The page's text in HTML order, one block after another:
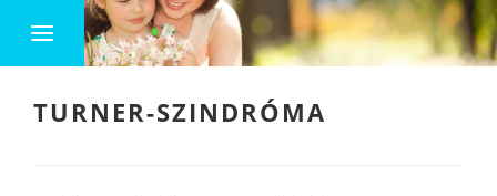
TURNER-SZINDRÓMA